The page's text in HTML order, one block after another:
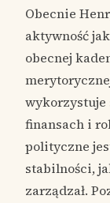
Obecnie
aktywność
obecnej
wykorzystuje
finansach i
polityczne
stabilności,
zarządzał.